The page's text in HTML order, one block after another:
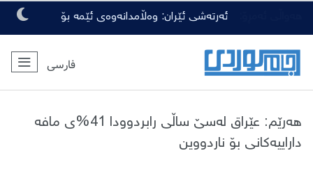
ئەرتەشی ئێران: وەڵامدانەوەی ئێمە بۆ
هەرچەشنە دەستدرێژیەکی دوژمنان، توندتر
و کەمەرشکێنتر دەبێت
فارسی
هه‌رێم: عێراق له‌سێ ساڵی رابردوودا 41%ی مافه‌
داراییه‌كانی بۆ ناردووین